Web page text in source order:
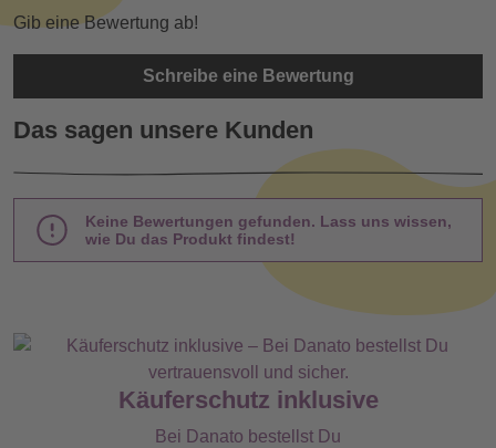
Gib eine Bewertung ab!
Schreibe eine Bewertung
Das sagen unsere Kunden
Keine Bewertungen gefunden. Lass uns wissen,
wie Du das Produkt findest!
Käuferschutz inklusive
Bei Danato bestellst Du